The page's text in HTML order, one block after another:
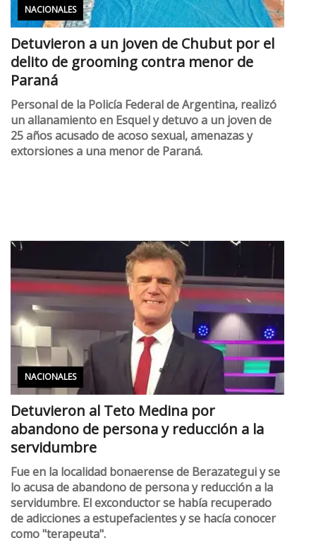
NACIONALES
Detuvieron a un joven de Chubut por el
delito de grooming contra menor de
Paraná
Personal de la Policía Federal de Argentina, realizó
un allanamiento en Esquel y detuvo a un joven de
25 años acusado de acoso sexual, amenazas y
extorsiones a una menor de Paraná.
NACIONALES
Detuvieron al Teto Medina por
abandono de persona y reducción a la
servidumbre
Fue en la localidad bonaerense de Berazategui y se
lo acusa de abandono de persona y reducción a la
servidumbre. El exconductor se había recuperado
de adicciones a estupefacientes y se hacía conocer
como "terapeuta".